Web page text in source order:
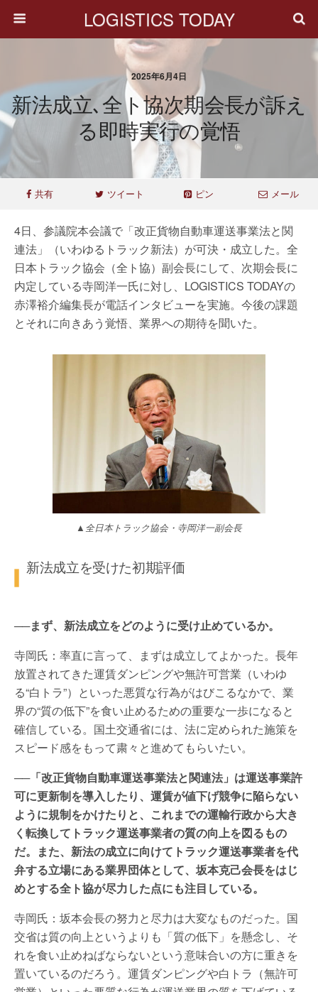
LOGISTICS TODAY
2025年6月4日
新法成立､全ト協次期会長が訴え
る即時実行の覚悟
共有 ツイート ピン メール
4日、参議院本会議で「改正貨物自動車運送事業法と関
連法」（いわゆるトラック新法）が可決・成立した。全
日本トラック協会（全ト協）副会長にして、次期会長に
内定している寺岡洋一氏に対し、LOGISTICS TODAYの
赤澤裕介編集長が電話インタビューを実施。今後の課題
とそれに向きあう覚悟、業界への期待を聞いた。
▲全日本トラック協会・寺岡洋一副会長
新法成立を受けた初期評価
──まず、新法成立をどのように受け止めているか。
寺岡氏：率直に言って、まずは成立してよかった。長年
放置されてきた運賃ダンピングや無許可営業（いわゆ
る“白トラ”）といった悪質な行為がはびこるなかで、業
界の“質の低下”を食い止めるための重要な一歩になると
確信している。国土交通省には、法に定められた施策を
スピード感をもって粛々と進めてもらいたい。
──「改正貨物自動車運送事業法と関連法」は運送事業許
可に更新制を導入したり、運賃が値下げ競争に陥らない
ように規制をかけたりと、これまでの運輸行政から大き
く転換してトラック運送事業者の質の向上を図るもの
だ。また、新法の成立に向けてトラック運送事業者を代
弁する立場にある業界団体として、坂本克己会長をはじ
めとする全ト協が尽力した点にも注目している。
寺岡氏：坂本会長の努力と尽力は大変なものだった。国
交省は質の向上というよりも「質の低下」を懸念し、そ
れを食い止めねばならないという意味合いの方に重きを
置いているのだろう。運賃ダンピングや白トラ（無許可